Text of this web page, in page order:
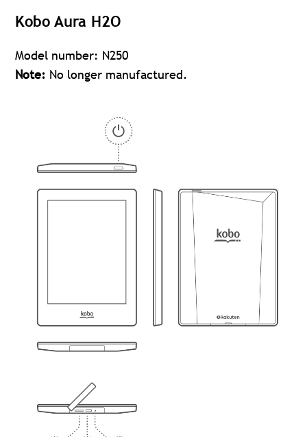
Kobo Aura H2O
Model number: N250
Note: No longer manufactured.